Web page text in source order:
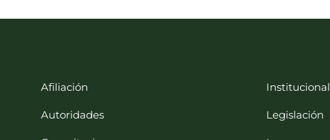
Afiliación
Autoridades
Institucional
Legislación